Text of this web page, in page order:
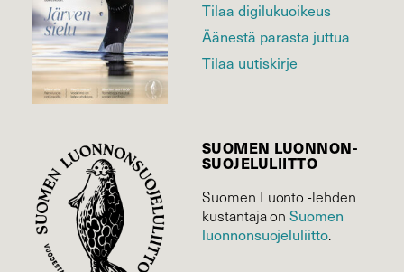
Tilaa digilukuoikeus
Äänestä parasta juttua
Tilaa uutiskirje
SUOMEN LUONNON­
SUOJELU­LIITTO
Suomen Luonto -lehden
kustantaja onSuomen
luonnonsuojelu­liitto.